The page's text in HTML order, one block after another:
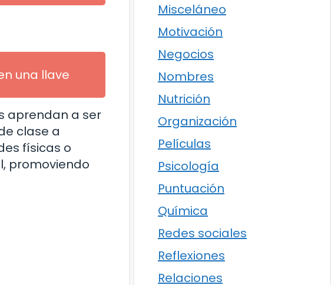
una llave
aprendan a ser
clase a
físicas o
promoviendo
Misceláneo
Motivación
Negocios
Nombres
Nutrición
Organización
Películas
Psicología
Puntuación
Química
Redes sociales
Reflexiones
Relaciones